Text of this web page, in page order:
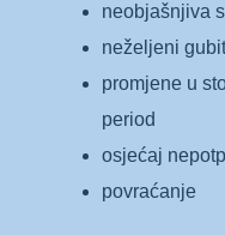
neobjašnjiva
neželjeni
promjene u
period
osjećaj
povraćanje